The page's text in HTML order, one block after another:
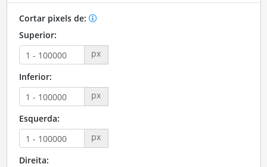
Cortar pixels de:
Superior:
px
Inferior:
px
Esquerda:
px
Direita: